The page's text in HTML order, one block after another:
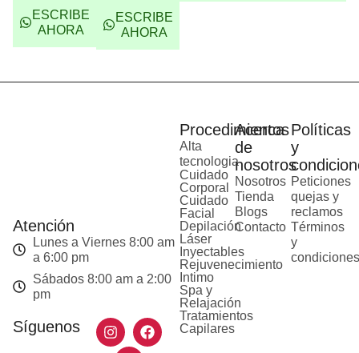
ESCRIBE
AHORA
ESCRIBE
AHORA
Atención
Lunes a Viernes 8:00 am
a 6:00 pm
Sábados 8:00 am a 2:00
pm
Síguenos
Procedimientos
Alta
tecnologia
Cuidado
Corporal
Cuidado
Facial
Depilación
Láser
Inyectables
Rejuvenecimiento
Intimo
Spa y
Relajación
Tratamientos
Capilares
Acerca
de
nosotros
Nosotros
Tienda
Blogs
Contacto
Políticas
y
Peticiones
quejas y
reclamos
Términos
y
condiciones